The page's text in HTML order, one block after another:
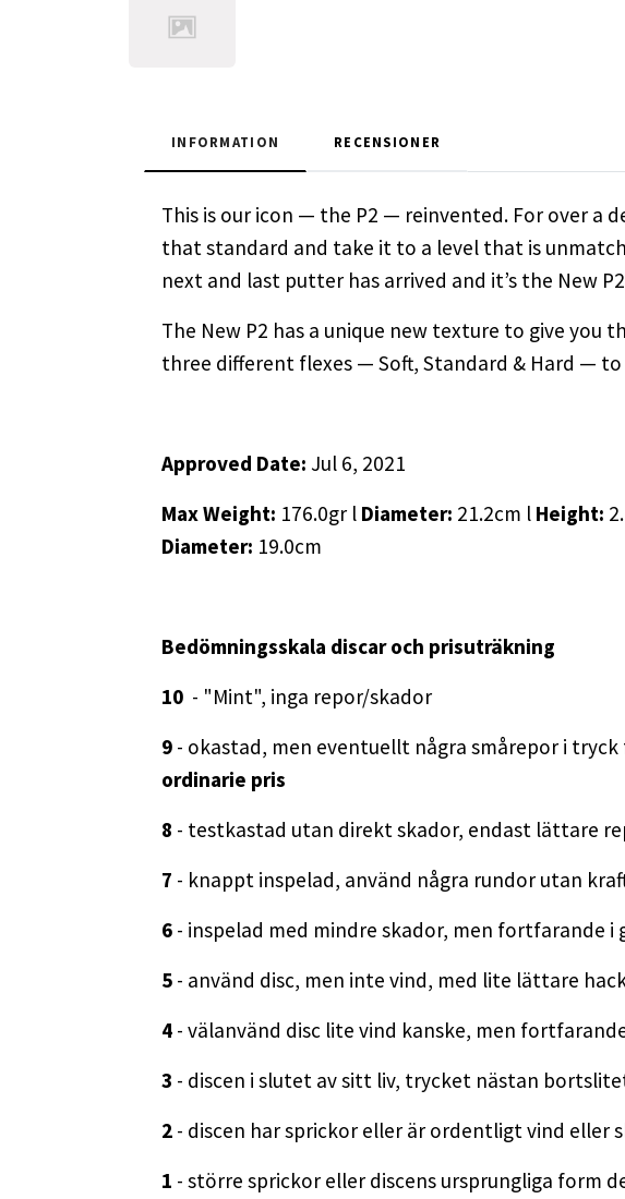
INFORMATION RECENSIONER
This is our icon — the P2 — reinvented. For over a
that standard and take it to a level that is
next and last putter has arrived and it’s the New
The New P2 has a unique new texture to give you
three different flexes — Soft, Standard & Hard —
Approved Date: Jul 6, 2021
Max Weight: 176.0gr l Diameter: 21.2cm l Height:
Diameter: 19.0cm
Bedömningsskala discar och prisuträkning
10 - "Mint", inga repor/skador
9 - okastad, men eventuellt några smårepor i
ordinarie pris
8 - testkastad utan direkt skador, endast lättare
7 - knappt inspelad, använd några rundor utan
6 - inspelad med mindre skador, men fortfarande i
5 - använd disc, men inte vind, med lite lättare
4 - välanvänd disc lite vind kanske, men
3 - discen i slutet av sitt liv, trycket nästan
2 - discen har sprickor eller är ordentligt vind eller
1 - större sprickor eller discens ursprungliga form